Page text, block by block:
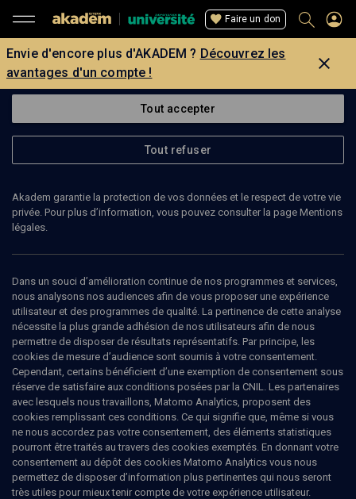
Faire un don
Envie d'encore plus d'AKADEM ? Découvrez les
avantages d'un compte !
CULTURE
Enrico Macias et la famille
Ghrénassia
Chanter l'Algérie
Jean-Claude Ghrénassia, musicien
Jocya Ghrenassia , chanteuse
+4 autres
Tout accepter
Tout refuser
Akadem garantie la protection de vos données et le respect de votre vie
privée. Pour plus d’information, vous pouvez consulter la page Mentions
légales.
Dans un souci d’amélioration continue de nos programmes et services,
nous analysons nos audiences afin de vous proposer une expérience
utilisateur et des programmes de qualité. La pertinence de cette analyse
nécessite la plus grande adhésion de nos utilisateurs afin de nous
permettre de disposer de résultats représentatifs. Par principe, les
cookies de mesure d’audience sont soumis à votre consentement.
Cependant, certains bénéficient d’une exemption de consentement sous
réserve de satisfaire aux conditions posées par la CNIL. Les partenaires
avec lesquels nous travaillons, Matomo Analytics, proposent des
cookies remplissant ces conditions. Ce qui signifie que, même si vous
ne nous accordez pas votre consentement, des éléments statistiques
pourront être traités au travers des cookies exemptés. En donnant votre
consentement au dépôt des cookies Matomo Analytics vous nous
permettez de disposer d’information plus pertinentes qui nous seront
très utiles pour mieux tenir compte de votre expérience utilisateur.